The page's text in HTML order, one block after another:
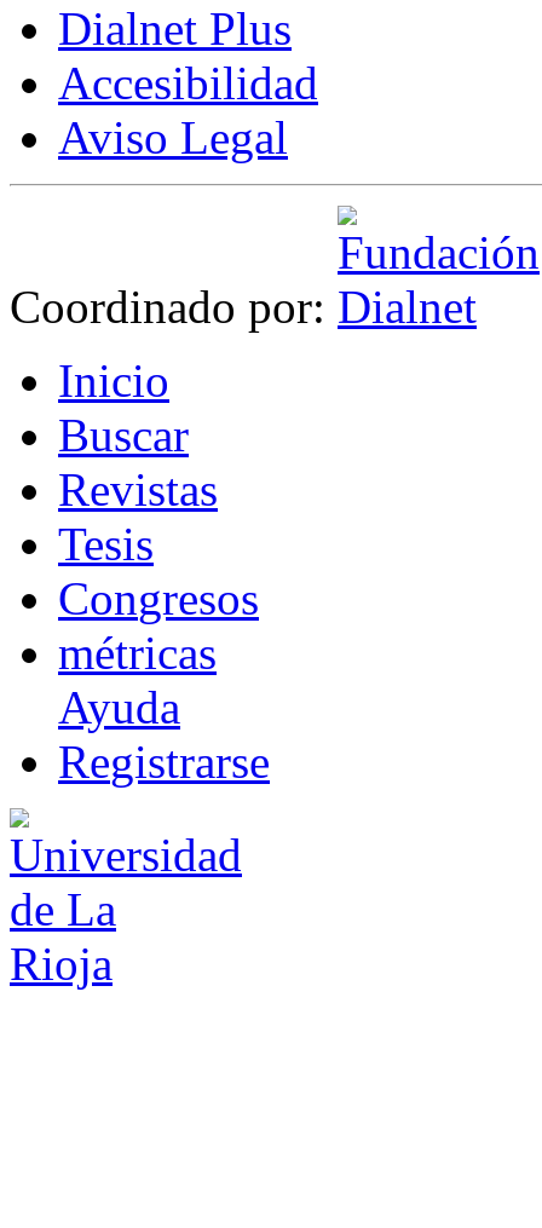
Dialnet Plus
Accesibilidad
Aviso Legal
Coordinado por:
Inicio
Buscar
Revistas
Tesis
Congresos
métricas
Ayuda
Registrarse